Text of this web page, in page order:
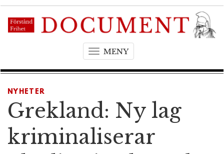
MENYT
g
l
e
a
NYHETER
Grekland: Ny lag
kriminaliserar